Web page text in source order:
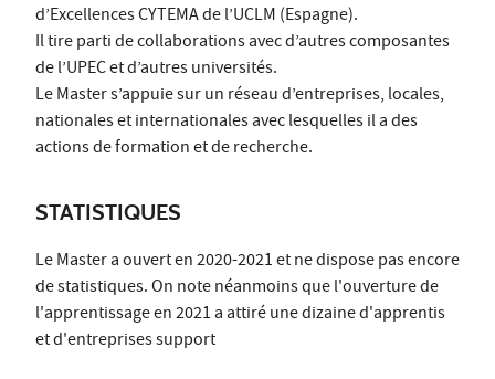
d’Excellences CYTEMA de l’UCLM (Espagne).
Il tire parti de collaborations avec d’autres composantes
de l’UPEC et d’autres universités.
Le Master s’appuie sur un réseau d’entreprises, locales,
nationales et internationales avec lesquelles il a des
actions de formation et de recherche.
STATISTIQUES
Le Master a ouvert en 2020-2021 et ne dispose pas encore
de statistiques. On note néanmoins que l'ouverture de
l'apprentissage en 2021 a attiré une dizaine d'apprentis
et d'entreprises support